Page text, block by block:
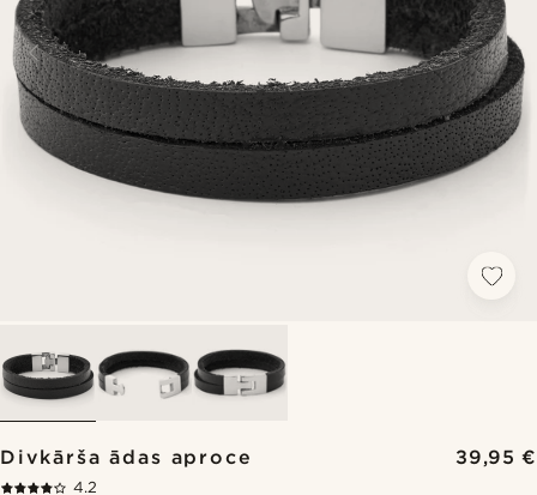
Divkārša ādas aproce 39,95 €
4.2